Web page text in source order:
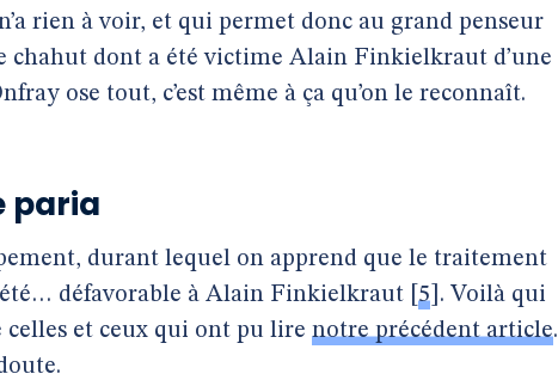
rien à voir, et qui permet donc au grand penseur
chahut dont a été victime Alain Finkielkraut d’une
ose tout, c’est même à ça qu’on le reconnaît.
paria
durant lequel on apprend que le traitement
défavorable à Alain Finkielkraut 5 . Voilà qui
celles et ceux qui ont pu lire notre précédent article.